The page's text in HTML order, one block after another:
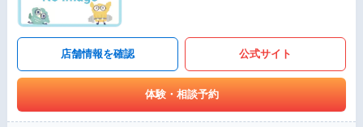
店舗情報を確認 公式サイト
体験・相談予約